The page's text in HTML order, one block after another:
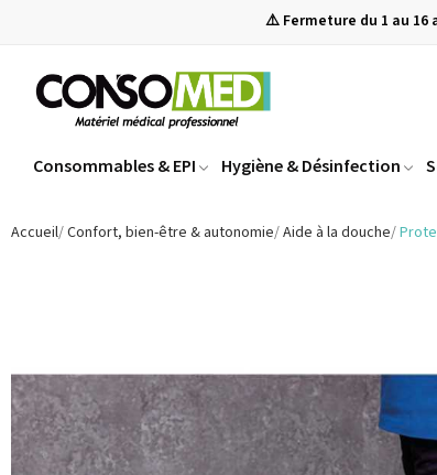
⚠️ Fermeture du 1 au
Consommables & EPI Hygiène & Désinfection
Accueil Confort, bien-être & autonomie Aide à la douche